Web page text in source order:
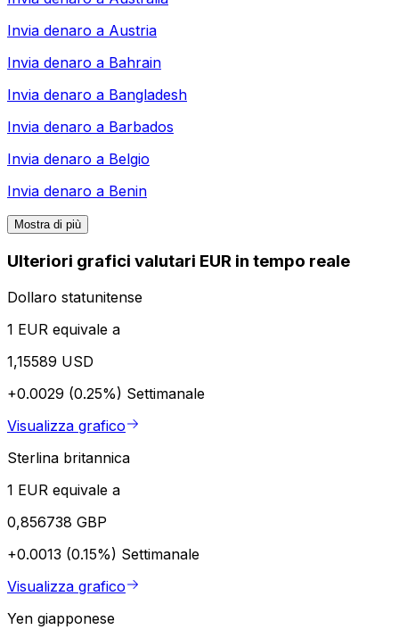
Invia denaro a Austria
Invia denaro a Bahrain
Invia denaro a Bangladesh
Invia denaro a Barbados
Invia denaro a Belgio
Invia denaro a Benin
Mostra di più
Ulteriori grafici valutari EUR in tempo reale
Dollaro statunitense
1 EUR equivale a
1,15589 USD
+0.0029 (0.25%) Settimanale
Visualizza grafico
Sterlina britannica
1 EUR equivale a
0,856738 GBP
+0.0013 (0.15%) Settimanale
Visualizza grafico
Yen giapponese